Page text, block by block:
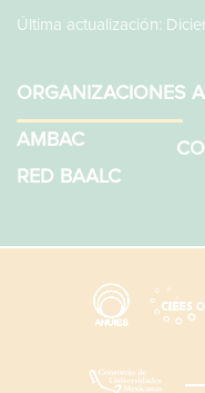
Última actualización:
ORGANIZACIONES
AMBAC
RED BAALC